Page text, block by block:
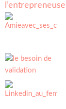
l’entrepreneuse